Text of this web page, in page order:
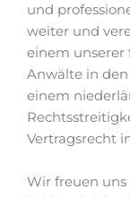
und
weiter und
einem unserer
Anwälte in
einem
Vertragsrecht
Wir freuen